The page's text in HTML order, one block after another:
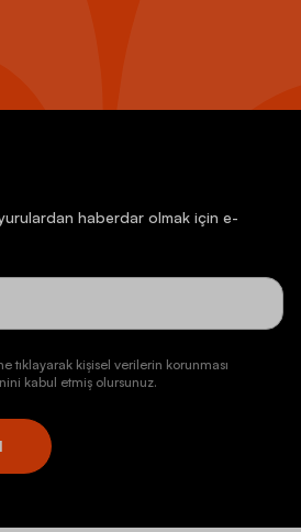
haberdar olmak için e-
tıklayarak kişisel verilerin korunması
kabul etmiş olursunuz.